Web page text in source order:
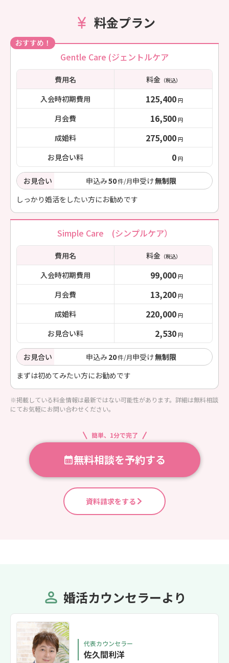
料金プラン
おすすめ！
Gentle Care (ジェントルケア
費用名 料金（税込）
入会時初期費用 125,400 円
月会費 16,500 円
成婚料 275,000 円
お見合い料 0 円
お見合い 申込み50件/月申受け無制限
しっかり婚活をしたい方にお勧めです
Simple Care (シンプルケア）
費用名 料金（税込）
入会時初期費用 99,000 円
月会費 13,200 円
成婚料 220,000 円
お見合い料 2,530 円
お見合い 申込み20件/月申受け無制限
まずは初めてみたい方にお勧めです
※掲載している料金情報は最新ではない可能性があります。詳細は無料相談
にてお気軽にお問い合わせください。
簡単、1分で完了
無料相談を予約する
資料請求をする
婚活カウンセラーより
代表カウンセラー
佐久間利洋